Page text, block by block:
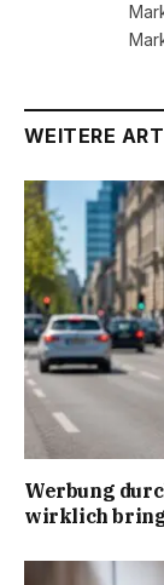
WEITERE
Werbung
wirklich